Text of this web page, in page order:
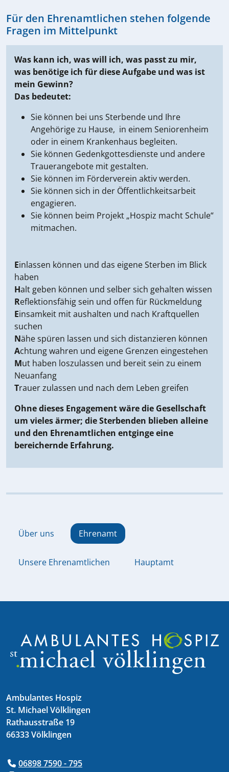
Für den Ehrenamtlichen stehen folgende
Fragen im Mittelpunkt
Was kann ich, was will ich, was passt zu mir,
was benötige ich für diese Aufgabe und was ist
mein Gewinn?
Das bedeutet:
Sie können bei uns Sterbende und Ihre
Angehörige zu Hause, in einem Seniorenheim
oder in einem Krankenhaus begleiten.
Sie können Gedenkgottesdienste und andere
Trauerangebote mit gestalten.
Sie können im Förderverein aktiv werden.
Sie können sich in der Öffentlichkeitsarbeit
engagieren.
Sie können beim Projekt „Hospiz macht Schule“
mitmachen.
Einlassen können und das eigene Sterben im Blick
haben
Halt geben können und selber sich gehalten wissen
Reflektionsfähig sein und offen für Rückmeldung
Einsamkeit mit aushalten und nach Kraftquellen
suchen
Nähe spüren lassen und sich distanzieren können
Achtung wahren und eigene Grenzen eingestehen
Mut haben loszulassen und bereit sein zu einem
Neuanfang
Trauer zulassen und nach dem Leben greifen
Ohne dieses Engagement wäre die Gesellschaft
um vieles ärmer; die Sterbenden blieben alleine
und den Ehrenamtlichen entginge eine
bereichernde Erfahrung.
Über uns Ehrenamt
Unsere Ehrenamtlichen Hauptamt
Ambulantes Hospiz
St. Michael Völklingen
Rathausstraße 19
66333 Völklingen
06898 7590 - 795